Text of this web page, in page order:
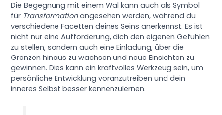
Die Begegnung mit einem Wal kann auch als Symbol
für Transformationangesehen werden, während du
verschiedene Facetten deines Seins anerkennst. Es ist
nicht nur eine Aufforderung, dich den eigenen Gefühlen
zu stellen, sondern auch eine Einladung, über die
Grenzen hinaus zu wachsen und neue Einsichten zu
gewinnen. Dies kann ein kraftvolles Werkzeug sein, um
persönliche Entwicklung voranzutreiben und dein
inneres Selbst besser kennenzulernen.